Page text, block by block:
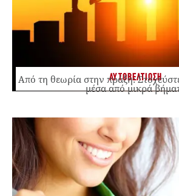
ΑΥΤΟΒΕΛΤΙΩΣΗ
Από τη θεωρία στην πράξη:
μέσα από μικρά